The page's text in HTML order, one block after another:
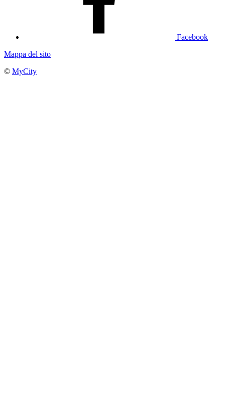
Facebook
Mappa del sito
© MyCity